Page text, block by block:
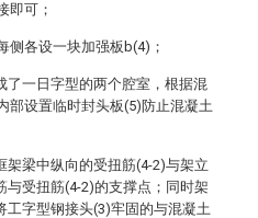
即可；
各设一块加强板b(4)；
一日字型的两个腔室，根据混
部设置临时封头板(5)防止混凝土
梁中纵向的受扭筋(4-2)与架立
受扭筋(4-2)的支撑点；同时架
工字型钢接头(3)牢固的与混凝土